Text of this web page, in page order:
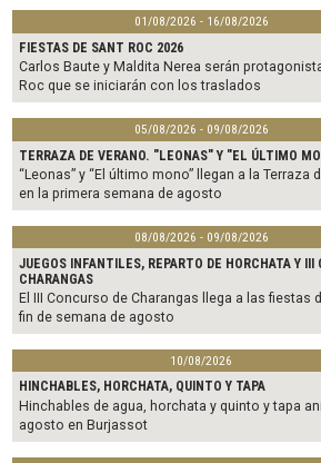
b
o
o
k
t
e
r
l
01/08/2026 - 16/08/2026
FIESTAS DE SANT ROC 2026
Carlos Baute y Maldita Nerea serán
Roc que se iniciarán con los traslados
05/08/2026 - 09/08/2026
TERRAZA DE VERANO. "LEONAS" Y "EL ÚLTIMO
“Leonas” y “El último mono” llegan a la Terraza
en la primera semana de agosto
08/08/2026 - 09/08/2026
JUEGOS INFANTILES, REPARTO DE HORCHATA Y III
CHARANGAS
El III Concurso de Charangas llega a las fiestas
fin de semana de agosto
10/08/2026
HINCHABLES, HORCHATA, QUINTO Y TAPA
Hinchables de agua, horchata y quinto y tapa
agosto en Burjassot